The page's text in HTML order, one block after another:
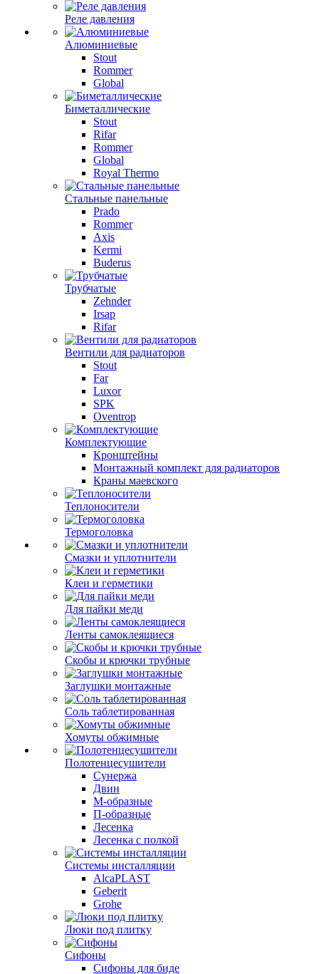
Реле давления
Алюминиевые
Stout
Rommer
Global
Биметаллические
Stout
Rifar
Rommer
Global
Royal Thermo
Стальные панельные
Prado
Rommer
Axis
Kermi
Buderus
Трубчатые
Zehnder
Irsap
Rifar
Вентили для радиаторов
Stout
Far
Luxor
SPK
Oventrop
Комплектующие
Кронштейны
Монтажный комплект для радиаторов
Краны маевского
Теплоносители
Термоголовка
Смазки и уплотнители
Клеи и герметики
Для пайки меди
Ленты самоклеящиеся
Скобы и крючки трубные
Заглушки монтажные
Соль таблетированная
Хомуты обжимные
Полотенцесушители
Сунержа
Двин
М-образные
П-образные
Лесенка
Лесенка с полкой
Системы инсталляции
AlcaPLAST
Geberit
Grohe
Люки под плитку
Сифоны
Сифoны для биде